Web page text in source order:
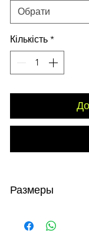
Обрати
Кількість *
Размеры
охват груди